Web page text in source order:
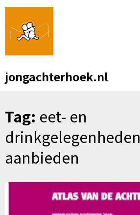
Skip
content
jongachterhoek.nl
Tag: eet- en
drinkgelegenheden
aanbieden